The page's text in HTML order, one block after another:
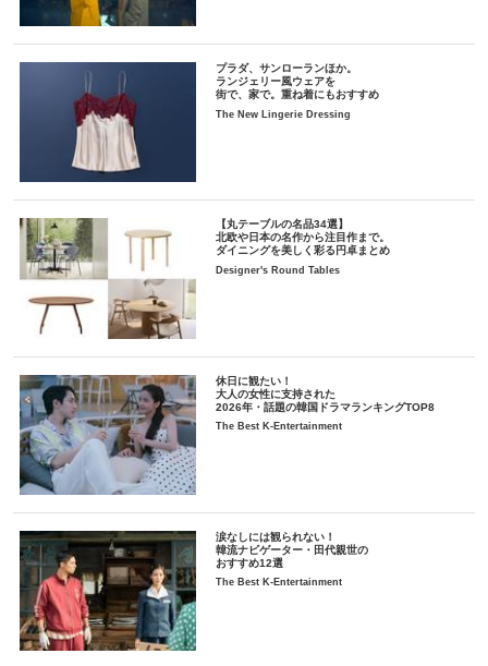
プラダ、サンローランほか。
ランジェリー風ウェアを
街で、家で。重ね着にもおすすめ
The New Lingerie Dressing
【丸テーブルの名品34選】
北欧や日本の名作から注目作まで。
ダイニングを美しく彩る円卓まとめ
Designer's Round Tables
休日に観たい！
大人の女性に支持された
2026年・話題の韓国ドラマランキングTOP8
The Best K-Entertainment
涙なしには観られない！
韓流ナビゲーター・田代親世の
おすすめ12選
The Best K-Entertainment